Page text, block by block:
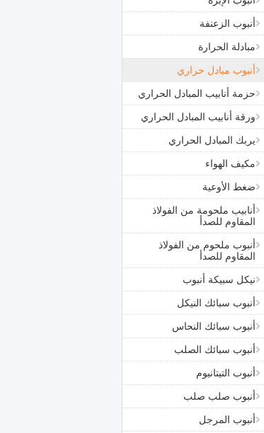
أنبوب الزعنفة
مبادلة الحرارة
أنبوب مبادل حراري
حزمة أنابيب المبادل الحراري
ورقة أنابيب المبادل الحراري
يربك المبادل الحراري
مكيف الهواء
ضغط الأوعية
أنابيب ملحومة من الفولاذ
المقاوم للصدأ
أنبوب ملحوم من الفولاذ
المقاوم للصدأ
نيكل سبيكة أنبوب
أنبوب سبائك النيكل
أنبوب سبائك النحاس
أنبوب سبائك الصلب
أنبوب التيتانيوم
أنبوب صلب صلب
أنبوب المرجل